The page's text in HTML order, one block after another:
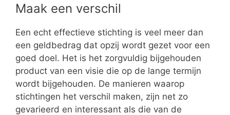
Maak een verschil
Een echt effectieve stichting is veel meer dan
een geldbedrag dat opzij wordt gezet voor een
goed doel. Het is het zorgvuldig bijgehouden
product van een visie die op de lange termijn
wordt bijgehouden. De manieren waarop
stichtingen het verschil maken, zijn net zo
gevarieerd en interessant als die van de